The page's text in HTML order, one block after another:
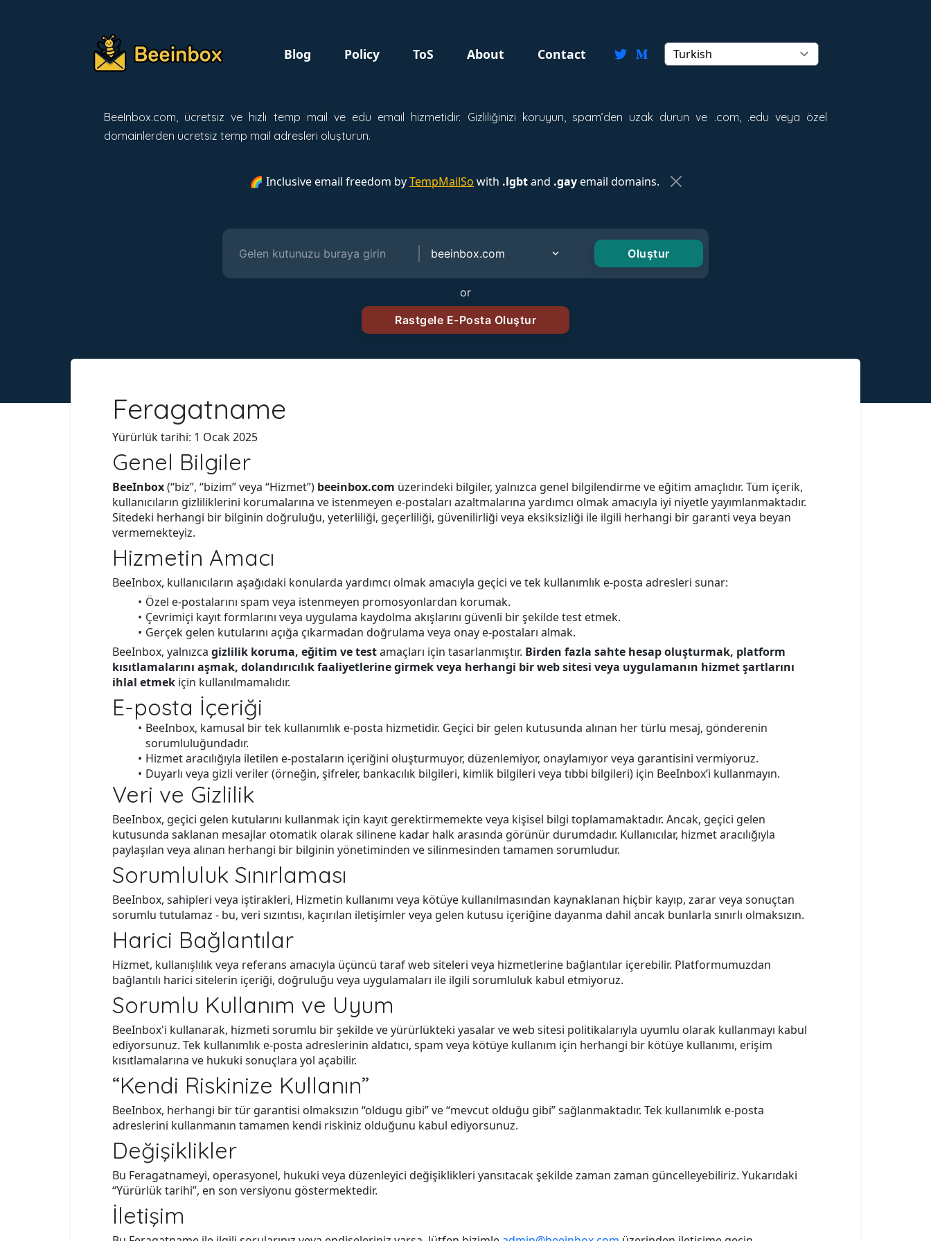
Blog Policy ToS About Contact
BeeInbox.com, ücretsiz ve hızlı temp mail ve edu email hizmetidir. Gizliliğinizi koruyun, spam’den uzak durun ve .com, .edu veya özel
domainlerden ücretsiz temp mail adresleri oluşturun.
🌈 Inclusive email freedom byTempMailSo with .lgbtand .gayemail domains.
or
Feragatname
Yürürlük tarihi: 1 Ocak 2025
Genel Bilgiler
BeeInbox(“biz”, “bizim” veya “Hizmet”) beeinbox.com üzerindeki bilgiler, yalnızca genel bilgilendirme ve eğitim amaçlıdır. Tüm içerik,
kullanıcıların gizliliklerini korumalarına ve istenmeyen e-postaları azaltmalarına yardımcı olmak amacıyla iyi niyetle yayımlanmaktadır.
Sitedeki herhangi bir bilginin doğruluğu, yeterliliği, geçerliliği, güvenilirliği veya eksiksizliği ile ilgili herhangi bir garanti veya beyan
vermemekteyiz.
Hizmetin Amacı
BeeInbox, kullanıcıların aşağıdaki konularda yardımcı olmak amacıyla geçici ve tek kullanımlık e-posta adresleri sunar:
Özel e-postalarını spam veya istenmeyen promosyonlardan korumak.
Çevrimiçi kayıt formlarını veya uygulama kaydolma akışlarını güvenli bir şekilde test etmek.
Gerçek gelen kutularını açığa çıkarmadan doğrulama veya onay e-postaları almak.
BeeInbox, yalnızca gizlilik koruma, eğitim ve testamaçları için tasarlanmıştır. Birden fazla sahte hesap oluşturmak, platform
kısıtlamalarını aşmak, dolandırıcılık faaliyetlerine girmek veya herhangi bir web sitesi veya uygulamanın hizmet şartlarını
ihlal etmek için kullanılmamalıdır.
E-posta İçeriği
BeeInbox, kamusal bir tek kullanımlık e-posta hizmetidir. Geçici bir gelen kutusunda alınan her türlü mesaj, gönderenin
sorumluluğundadır.
Hizmet aracılığıyla iletilen e-postaların içeriğini oluşturmuyor, düzenlemiyor, onaylamıyor veya garantisini vermiyoruz.
Duyarlı veya gizli veriler (örneğin, şifreler, bankacılık bilgileri, kimlik bilgileri veya tıbbi bilgileri) için BeeInbox’i kullanmayın.
Veri ve Gizlilik
BeeInbox, geçici gelen kutularını kullanmak için kayıt gerektirmemekte veya kişisel bilgi toplamamaktadır. Ancak, geçici gelen
kutusunda saklanan mesajlar otomatik olarak silinene kadar halk arasında görünür durumdadır. Kullanıcılar, hizmet aracılığıyla
paylaşılan veya alınan herhangi bir bilginin yönetiminden ve silinmesinden tamamen sorumludur.
Sorumluluk Sınırlaması
BeeInbox, sahipleri veya iştirakleri, Hizmetin kullanımı veya kötüye kullanılmasından kaynaklanan hiçbir kayıp, zarar veya sonuçtan
sorumlu tutulamaz - bu, veri sızıntısı, kaçırılan iletişimler veya gelen kutusu içeriğine dayanma dahil ancak bunlarla sınırlı olmaksızın.
Harici Bağlantılar
Hizmet, kullanışlılık veya referans amacıyla üçüncü taraf web siteleri veya hizmetlerine bağlantılar içerebilir. Platformumuzdan
bağlantılı harici sitelerin içeriği, doğruluğu veya uygulamaları ile ilgili sorumluluk kabul etmiyoruz.
Sorumlu Kullanım ve Uyum
BeeInbox'i kullanarak, hizmeti sorumlu bir şekilde ve yürürlükteki yasalar ve web sitesi politikalarıyla uyumlu olarak kullanmayı kabul
ediyorsunuz. Tek kullanımlık e-posta adreslerinin aldatıcı, spam veya kötüye kullanım için herhangi bir kötüye kullanımı, erişim
kısıtlamalarına ve hukuki sonuçlara yol açabilir.
“Kendi Riskinize Kullanın”
BeeInbox, herhangi bir tür garantisi olmaksızın “oldugu gibi” ve “mevcut olduğu gibi” sağlanmaktadır. Tek kullanımlık e-posta
adreslerini kullanmanın tamamen kendi riskiniz olduğunu kabul ediyorsunuz.
Değişiklikler
Bu Feragatnameyi, operasyonel, hukuki veya düzenleyici değişiklikleri yansıtacak şekilde zaman zaman güncelleyebiliriz. Yukarıdaki
“Yürürlük tarihi”, en son versiyonu göstermektedir.
İletişim